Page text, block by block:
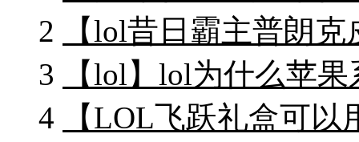
2
【lol昔日霸主普朗
3
【lol】lol为什么苹
4
【LOL飞跃礼盒可